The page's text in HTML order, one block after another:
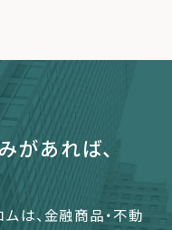
があれば、
ムは、金融商品・不動